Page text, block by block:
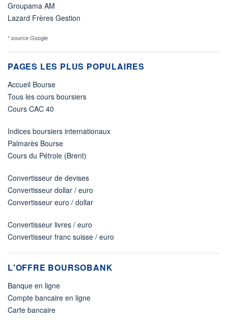
Groupama AM
Lazard Frères Gestion
* source Google
PAGES LES PLUS POPULAIRES
Accueil Bourse
Tous les cours boursiers
Cours CAC 40
Indices boursiers internationaux
Palmarès Bourse
Cours du Pétrole (Brent)
Convertisseur de devises
Convertisseur dollar / euro
Convertisseur euro / dollar
Convertisseur livres / euro
Convertisseur franc suisse / euro
L'OFFRE BOURSOBANK
Banque en ligne
Compte bancaire en ligne
Carte bancaire